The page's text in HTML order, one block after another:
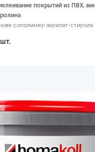
покрытий из ПВХ,
сополимер акрилат-стирола
шт.